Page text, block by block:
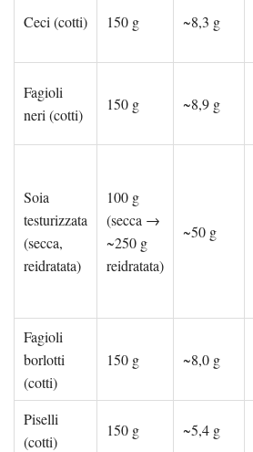
Ceci (cotti) 150 g ~8,3 g
Fagioli
neri (cotti)
150 g ~8,9 g
Soia
testurizzata
(secca,
reidratata)
100 g
(secca →
~250 g
reidratata)
~50 g
Fagioli
borlotti
(cotti)
150 g ~8,0 g
Piselli
(cotti)
150 g ~5,4 g